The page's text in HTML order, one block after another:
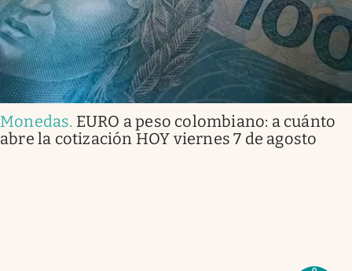
Monedas. EURO a peso colombiano: a cuánto
abre la cotización HOY viernes 7 de agosto